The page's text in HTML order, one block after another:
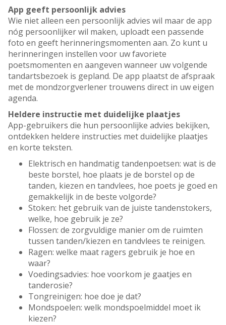
App geeft persoonlijk advies
Wie niet alleen een persoonlijk advies wil maar de app
nóg persoonlijker wil maken, uploadt een passende
foto en geeft herinneringsmomenten aan. Zo kunt u
herinneringen instellen voor uw favoriete
poetsmomenten en aangeven wanneer uw volgende
tandartsbezoek is gepland. De app plaatst de afspraak
met de mondzorgverlener trouwens direct in uw eigen
agenda.
Heldere instructie met duidelijke plaatjes
App-gebruikers die hun persoonlijke advies bekijken,
ontdekken heldere instructies met duidelijke plaatjes
en korte teksten.
Elektrisch en handmatig tandenpoetsen: wat is de
beste borstel, hoe plaats je de borstel op de
tanden, kiezen en tandvlees, hoe poets je goed en
gemakkelijk in de beste volgorde?
Stoken: het gebruik van de juiste tandenstokers,
welke, hoe gebruik je ze?
Flossen: de zorgvuldige manier om de ruimten
tussen tanden/kiezen en tandvlees te reinigen.
Ragen: welke maat ragers gebruik je hoe en
waar?
Voedingsadvies: hoe voorkom je gaatjes en
tanderosie?
Tongreinigen: hoe doe je dat?
Mondspoelen: welk mondspoelmiddel moet ik
kiezen?